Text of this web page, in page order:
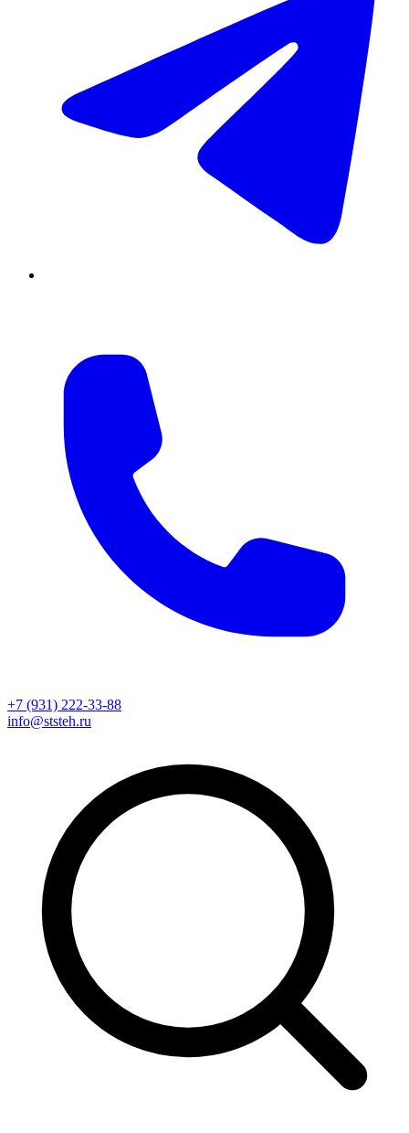
+7 (931) 222-33-88
info@ststeh.ru